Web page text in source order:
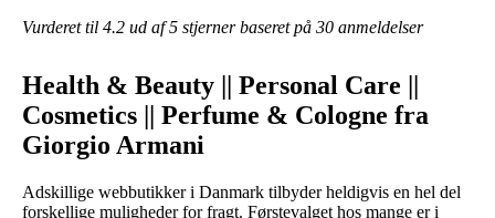
Vurderet til 4.2 ud af 5 stjerner baseret på 30 anmeldelser
Health & Beauty || Personal Care ||
Cosmetics || Perfume & Cologne fra
Giorgio Armani
Adskillige webbutikker i Danmark tilbyder heldigvis en hel del
forskellige muligheder for fragt. Førstevalget hos mange er i